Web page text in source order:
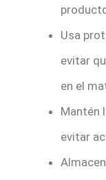
Usa
evitar
en el
Mantén
evitar